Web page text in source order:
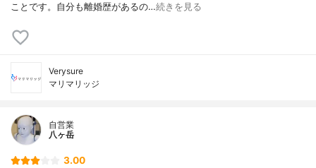
ことです。自分も離婚歴があるの…続きを見る
Verysure
マリマリッジ
自営業
八ヶ岳
3.00